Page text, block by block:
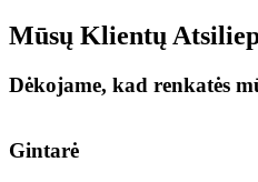
Mūsų Klientų
Dėkojame, kad renkatės
Gintarė